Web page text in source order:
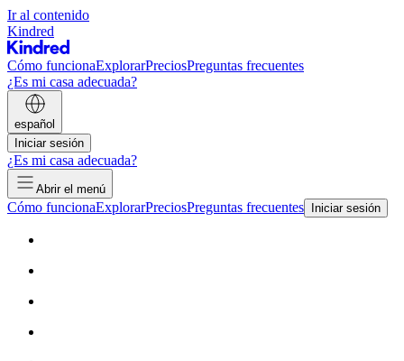
Ir al contenido
Kindred
Cómo funcionaExplorarPreciosPreguntas frecuentes
¿Es mi casa adecuada?
español
Iniciar sesión
¿Es mi casa adecuada?
Abrir el menú
Cómo funcionaExplorarPreciosPreguntas frecuentes Iniciar sesión